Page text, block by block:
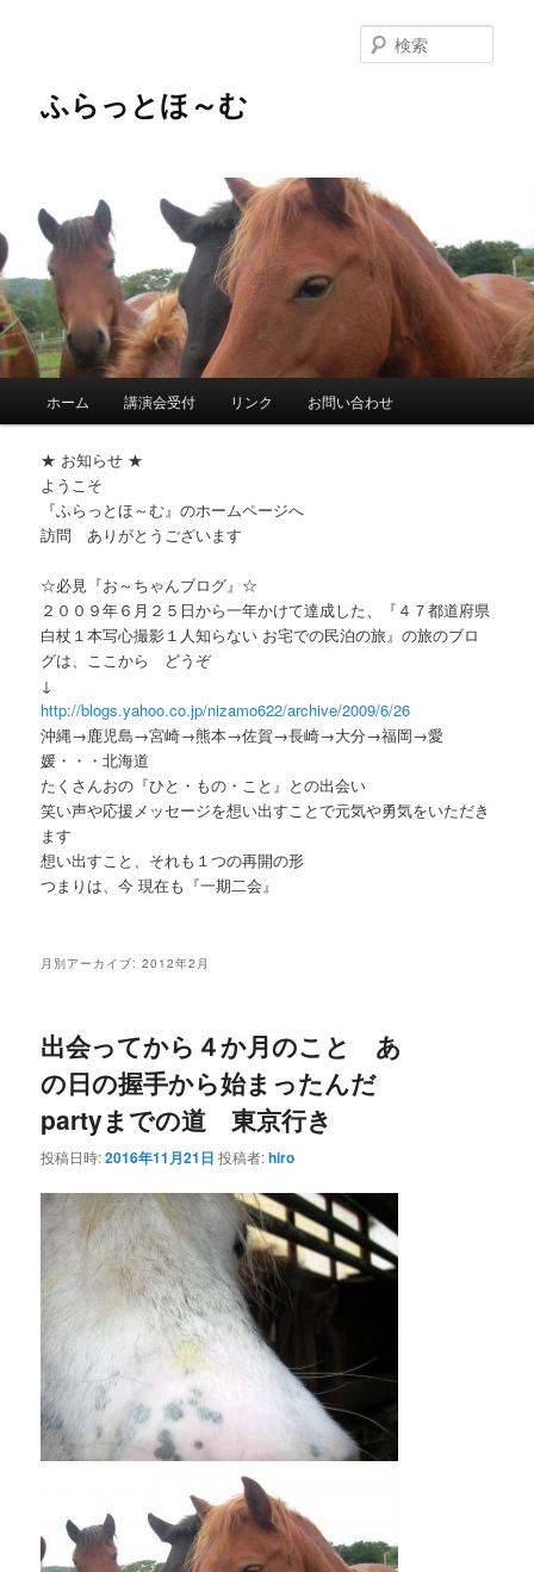
移
動
動
ふらっとほ～む
索
ホーム 講演会受付 リンク お問い合わせ
★ お知らせ ★
ようこそ
『ふらっとほ～む』のホームページへ
訪問 ありがとうございます
☆必見『お～ちゃんブログ』☆
２００９年６月２５日から一年かけて達成した、『４７都道府県
白杖１本写心撮影１人知らない お宅での民泊の旅』の旅のブロ
グは、ここから どうぞ
↓
http://blogs.yahoo.co.jp/nizamo622/archive/2009/6/26
沖縄→鹿児島→宮崎→熊本→佐賀→長崎→大分→福岡→愛
媛・・・北海道
たくさんおの『ひと・もの・こと』との出会い
笑い声や応援メッセージを想い出すことで元気や勇気をいただき
ます
想い出すこと、それも１つの再開の形
つまりは、今 現在も『一期二会』
月別アーカイブ:2012年2月
出会ってから４か月のこと あ
の日の握手から始まったんだ
partyまでの道 東京行き
投稿日時:2016年11月21日 投稿者:hiro